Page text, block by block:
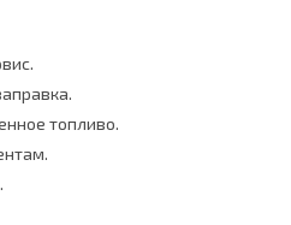
топливо.